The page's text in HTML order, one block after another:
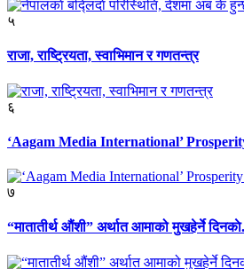
५
राजा, राष्ट्रियता, स्वाभिमान र गणतन्त्र
६
‘Aagam Media International’
७
“मातातीर्थ औंशी” अर्थात आमाको मुखहेर्ने